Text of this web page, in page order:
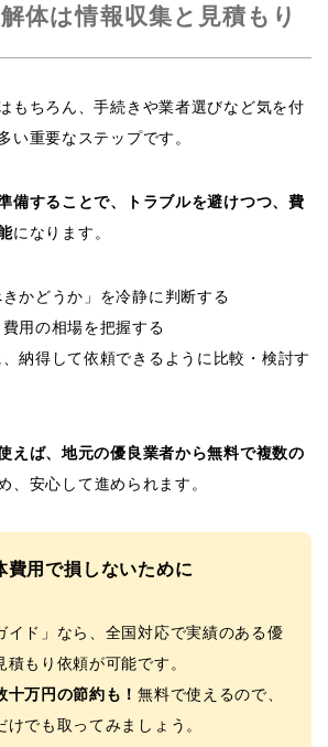
体は情報収集と見積もり
もちろん、手続きや業者選びなど気を付
い重要なステップです。
備することで、トラブルを避けつつ、費
になります。
かどうか」を冷静に判断する
用の相場を把握する
納得して依頼できるように比較・検討す
えば、地元の優良業者から無料で複数の
、安心して進められます。
費用で損しないために
イド」なら、全国対応で実績のある優
積もり依頼が可能です。
十万円の節約も！無料で使えるので、
けでも取ってみましょう。